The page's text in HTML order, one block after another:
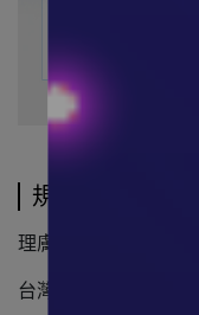
規格說明
理膚寶水 La Roche-
台灣萊雅股份有限公司